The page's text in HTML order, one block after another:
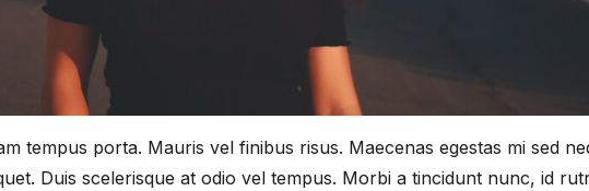
tempus porta. Mauris vel finibus risus. Maecenas egestas mi sed
Duis scelerisque at odio vel tempus. Morbi a tincidunt nunc, id